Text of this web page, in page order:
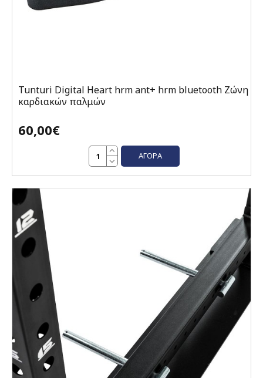
Tunturi Digital Heart hrm ant+ hrm bluetooth Ζώνη
καρδιακών παλμών
60,00€
ΑΓΟΡΆ